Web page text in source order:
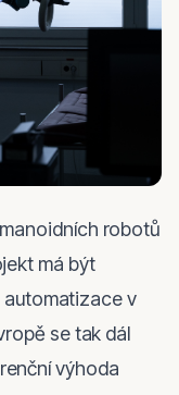
robotů
má být
automatizace v
se tak dál
výhoda